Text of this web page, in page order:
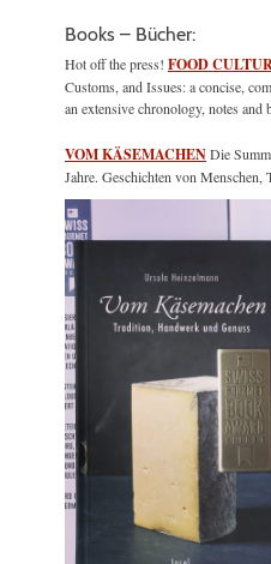
Books – Bücher:
Hot off the press! FOOD
Customs, and Issues: a concise,
an extensive chronology, notes and
VOM KÄSEMACHENDie
Jahre. Geschichten von Menschen,